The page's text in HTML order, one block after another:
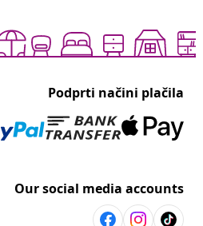
Podprti načini plačila
Our social media accounts